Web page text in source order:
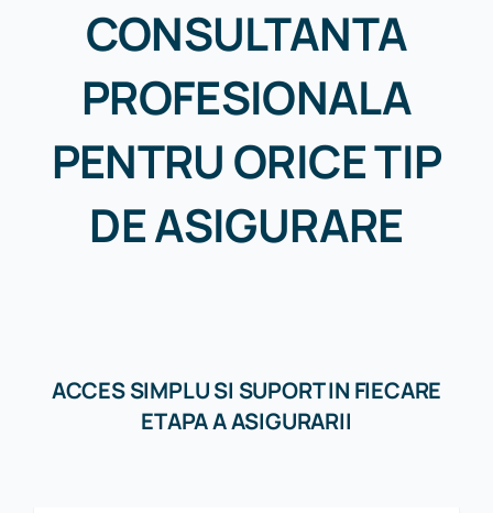
CONSULTANTA
PROFESIONALA
PENTRU ORICE TIP
DE ASIGURARE
ACCES SIMPLU SI SUPORT IN FIECARE
ETAPA A ASIGURARII